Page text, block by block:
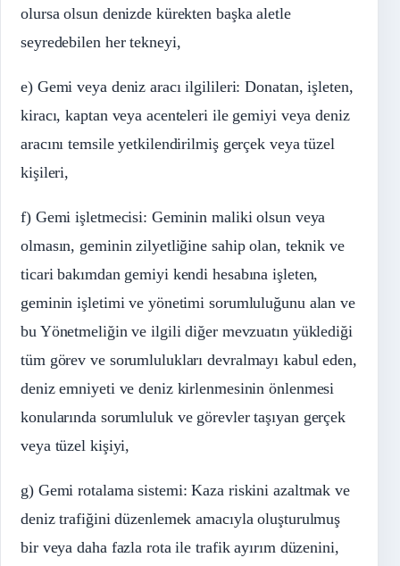
olursa olsun denizde kürekten başka aletle
seyredebilen her tekneyi,
e) Gemi veya deniz aracı ilgilileri: Donatan, işleten,
kiracı, kaptan veya acenteleri ile gemiyi veya deniz
aracını temsile yetkilendirilmiş gerçek veya tüzel
kişileri,
f) Gemi işletmecisi: Geminin maliki olsun veya
olmasın, geminin zilyetliğine sahip olan, teknik ve
ticari bakımdan gemiyi kendi hesabına işleten,
geminin işletimi ve yönetimi sorumluluğunu alan ve
bu Yönetmeliğin ve ilgili diğer mevzuatın yüklediği
tüm görev ve sorumlulukları devralmayı kabul eden,
deniz emniyeti ve deniz kirlenmesinin önlenmesi
konularında sorumluluk ve görevler taşıyan gerçek
veya tüzel kişiyi,
g) Gemi rotalama sistemi: Kaza riskini azaltmak ve
deniz trafiğini düzenlemek amacıyla oluşturulmuş
bir veya daha fazla rota ile trafik ayırım düzenini,